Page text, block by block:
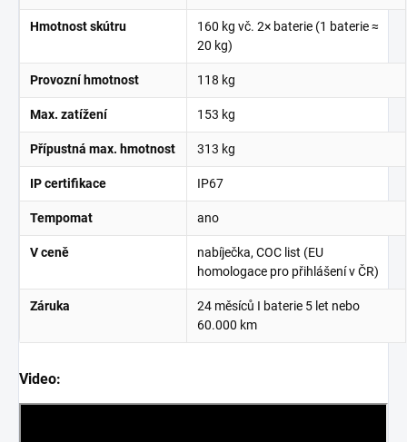
Hmotnost skútru
160 kg vč. 2× baterie (1 baterie ≈
20 kg)
Provozní hmotnost 118 kg
Max. zatížení 153 kg
Přípustná max. hmotnost 313 kg
IP certifikace IP67
Tempomat ano
V ceně
nabíječka, COC list (EU
homologace pro přihlášení v ČR)
Záruka
24 měsíců I baterie 5 let nebo
60.000 km
Video: